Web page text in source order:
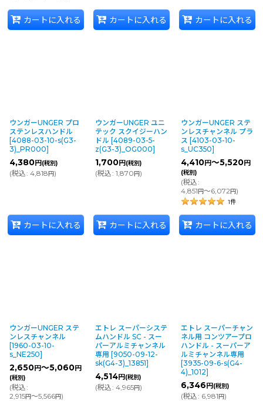
カートに入れる カートに入れる カートに入れる
ウンガーUNGER プロ
ステンレスハンドル
[4088-03-10-s(G3-
3)_PR000]
4,380円(税別)
(税込: 4,818円)
カートに入れる
ウンガーUNGER ユニ
テック スクイジーハン
ドル [4089-03-5-
z(G3-3)_OG000]
1,700円(税別)
(税込: 1,870円)
カートに入れる
ウンガーUNGER ステ
ンレスチャンネル プラ
ス [4103-03-10-
s_UC350]
4,410円～5,520円
(税別)
(税込:
4,851円～6,072円)
1件
カートに入れる
ウンガーUNGER ステ
ンレスチャンネル
[1960-03-10-
s_NE250]
2,650円～5,060円
(税別)
(税込:
2,915円～5,566円)
エトレ スーパーシステ
ムハンドル SC - スー
パーアルミチャンネル
専用 [9050-09-12-
sk(G4-3)_13851]
4,514円(税別)
(税込: 4,965円)
エトレ スーパーチャン
ネル用 コンツアープロ
ハンドル - スーパーア
ルミチャンネル専用
[3935-09-6-s(G4-
4)_1012]
6,346円(税別)
(税込: 6,981円)